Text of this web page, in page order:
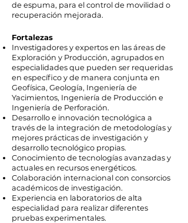
de espuma, para el control de movilidad o
recuperación mejorada.
Fortalezas
Investigadores y expertos en las áreas de
Exploración y Producción, agrupados en
especialidades que pueden ser requeridas
en específico y de manera conjunta en
Geofísica, Geología, Ingeniería de
Yacimientos, Ingeniería de Producción e
Ingeniería de Perforación.
Desarrollo e innovación tecnológica a
través de la integración de metodologías y
mejores prácticas de investigación y
desarrollo tecnológico propias.
Conocimiento de tecnologías avanzadas y
actuales en recursos energéticos.
Colaboración internacional con consorcios
académicos de investigación.
Experiencia en laboratorios de alta
especialidad para realizar diferentes
pruebas experimentales.